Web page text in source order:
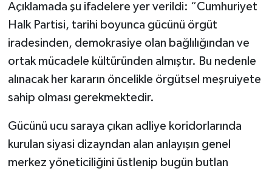
Açıklamada şu ifadelere yer verildi: “Cumhuriyet
Halk Partisi, tarihi boyunca gücünü örgüt
iradesinden, demokrasiye olan bağlılığından ve
ortak mücadele kültüründen almıştır. Bu nedenle
alınacak her kararın öncelikle örgütsel meşruiyete
sahip olması gerekmektedir.
Gücünü ucu saraya çıkan adliye koridorlarında
kurulan siyasi dizayndan alan anlayışın genel
merkez yöneticiliğini üstlenip bugün butlan